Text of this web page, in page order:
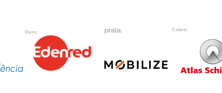
Ouro:
Cobre: